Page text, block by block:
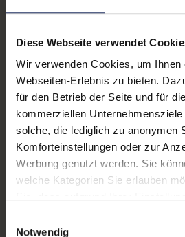
Diese Webseite verwendet
Wir verwenden Cookies, um Ihnen
Webseiten-Erlebnis zu bieten.
für den Betrieb der Seite und für
kommerziellen
solche, die lediglich zu anonymen
Komforteinstellungen oder zur
Werbung genutzt werden. Sie
welche Kategorien Sie erlauben
Weitere Informationen finden Sie in
Notwendig
Displayart: Mattes
Prozessor:
Intel
GHz
CPU Generation: 11
Prozessorkerne: 4
Datenspeicher: 500 GB
Arbeitsspeicher: 16 GB
Webcam: